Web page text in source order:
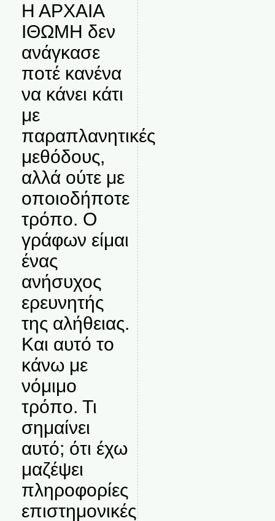
Η ΑΡΧΑΙΑ
ΙΘΩΜΗ δεν
ανάγκασε
ποτέ κανένα
να κάνει κάτι
με
παραπλανητικές
μεθόδους,
αλλά ούτε με
οποιοδήποτε
τρόπο. Ο
γράφων είμαι
ένας
ανήσυχος
ερευνητής
της αλήθειας.
Και αυτό το
κάνω με
νόμιμο
τρόπο. Τι
σημαίνει
αυτό; ότι έχω
μαζέψει
πληροφορίες
επιστημονικές